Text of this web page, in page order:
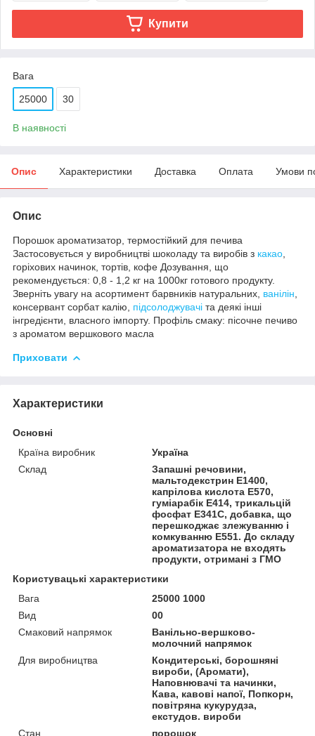
Купити
Вага
25000 30
В наявності
Опис Характеристики Доставка Оплата Умови
Опис
Порошок ароматизатор, термостійкий для печива
Застосовується у виробництві шоколаду та виробів з какао
горіхових начинок, тортів, кофе Дозування, що
рекомендується: 0,8 - 1,2 кг на 1000кг готового продукту.
Зверніть увагу на асортимент барвників натуральних, ванілін
консервант сорбат калію, підсолоджувачі та деякі інші
інгредієнти, власного імпорту. Профіль смаку: пісочне печиво
з ароматом вершкового масла
Приховати
Характеристики
Основні
Країна виробник
Україна
Склад
Запашні речовини,
мальтодекстрин Е1400,
капрілова кислота Е570,
гуміарабік Е414, трикальцій
фосфат Е341С, добавка, що
перешкоджає злежуванню і
комкуванню Е551. До складу
ароматизатора не входять
продукти, отримані з ГМО
Користувацькі характеристики
Вага
25000 1000
Вид
00
Смаковий напрямок
Ванільно-вершково-
молочний напрямок
Для виробництва
Кондитерські, борошняні
вироби, (Аромати),
Наповнювачі та начинки,
Кава, кавові напої, Попкорн,
повітряна кукурудза,
екстудов. вироби
Стан
порошок